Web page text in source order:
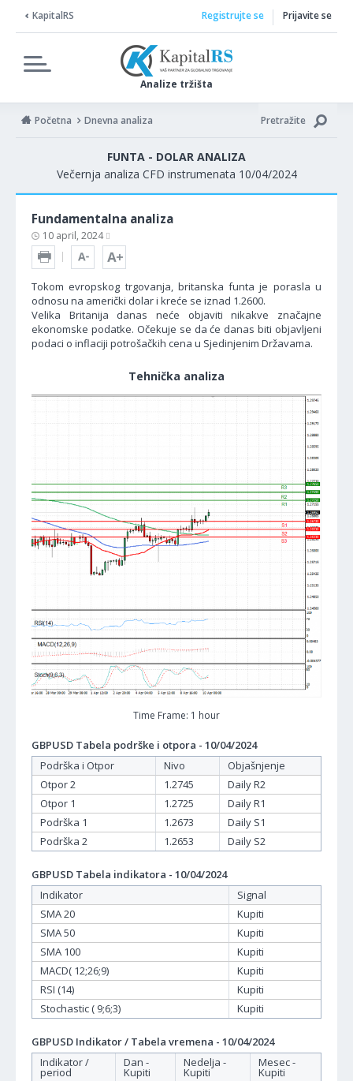
KapitalRS
Analize tržišta
Registrujte se Prijavite se
Početna Dnevna analiza Pretražite
FUNTA - DOLAR ANALIZA
Večernja analiza CFD instrumenata 10/04/2024
Fundamentalna analiza
10 april, 2024
Tokom evropskog trgovanja, britanska funta je porasla u
odnosu na američki dolar i kreće se iznad 1.2600.
Velika Britanija danas neće objaviti nikakve značajne
ekonomske podatke. Očekuje se da će danas biti objavljeni
podaci o inflaciji potrošačkih cena u Sjedinjenim Državama.
Tehnička analiza
Time Frame: 1 hour
GBPUSD Tabela podrške i otpora - 10/04/2024
Podrška i Otpor
Nivo
Objašnjenje
Otpor 2
1.2745
Daily R2
Otpor 1
1.2725
Daily R1
Podrška 1
1.2673
Daily S1
Podrška 2
1.2653 Daily S2
GBPUSD Tabela indikatora - 10/04/2024
Indikator
Signal
SMA 20
Kupiti
SMA 50
Kupiti
SMA 100
Kupiti
MACD( 12;26;9)
Kupiti
RSI (14)
Kupiti
Stochastic ( 9;6;3)
Kupiti
GBPUSD Indikator / Tabela vremena - 10/04/2024
Indikator /
period
Dan -
Kupiti
Nedelja -
Kupiti
Mesec -
Kupiti